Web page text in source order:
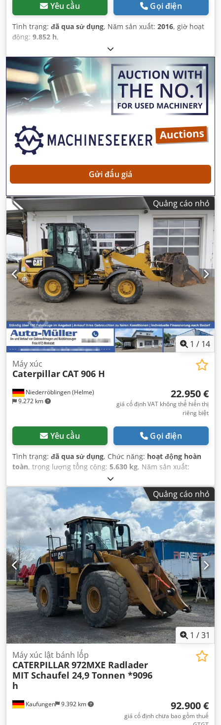
Yêu cầu Gọi điện
Tình trạng: đã qua sử dụng, Năm sản xuất: 2016, giờ hoạt
động: 9.852 h,
Gửi đấu giá
Quảng cáo nhỏ
1 / 14
Niederröblingen (Helme)
9.272 km
Máy xúc
Caterpillar CAT 906 H
22.950 €
giá cố định VAT không thể hiển thị
riêng biệt
Yêu cầu Gọi điện
Tình trạng: đã qua sử dụng, Chức năng: hoạt động hoàn
toàn, trọng lượng tổng cộng: 5.630 kg, Năm sản xuất:
, Thiết bị:
dẫn động bốn bánh,
Quảng cáo nhỏ
1 /31
Kaufungen 9.392 km
Máy xúc lật bánh lốp
CATERPILLAR 972MXE Radlader
MIT Schaufel 24,9 Tonnen *9096
h
92.900 €
giá cố định chưa bao gồm thuế